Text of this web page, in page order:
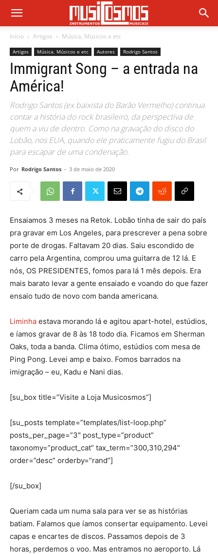
Início Artigos Música, Músicos e etc
Artigos Música, Músicos e etc Autores Rodrigo Santos
Immigrant Song – a entrada na
América!
Rodrigo Santos (ex baixista do Barão Vermelho) continua
contar a história do rock brasileiro, da perspectiva de
quem a viu de dentro. Como na gravação do disco do
Lobão, nos EUA, quando ele praticamente fugiu do Brasil
para escapar de uma condenação.
Por Rodrigo Santos - 3 de maio de 2020
Ensaiamos 3 meses na Retok. Lobão tinha de sair do país
pra gravar em Los Angeles, para prescrever a pena sobre
porte de drogas. Faltavam 20 dias. Saiu escondido de
carro pela Argentina, comprou uma guitarra de 12 lá. E
nós, OS PRESIDENTES, fomos para lá 1 mês depois. Era
mais barato levar a gente ensaiado e voando do que fazer
ensaio tudo de novo com banda americana.
Liminha estava morando lá e agitou apart-hotel, estúdios,
e íamos gravar de 8 às 18 todo dia. Ficamos em Sherman
Oaks, toda a banda. Clima ótimo, estúdios com mesa de
Ping Pong. Levei amp e baixo. Fomos barrados na
imigração – eu, Kadu e Nani dias.
[su_box title=”Visite a Loja Musicosmos”]
[su_posts template=”templates/list-loop.php”
posts_per_page=”3″ post_type=”product”
taxonomy=”product_cat” tax_term=”300,310,294″
order=”desc” orderby=”rand”]
[/su_box]
Queriam cada um numa sala para ver se as histórias
batiam. Falamos que íamos consertar equipamento. Levei
capas e encartes de discos. Passamos depois de 3
horas, perdemos o voo. Mas entramos no aeroporto. Lá